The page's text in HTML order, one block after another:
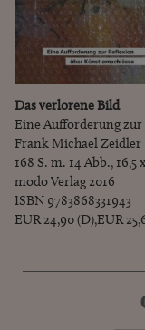
Das verlorene Bild
Eine Aufforderung
Frank Michael Zeidler
168 S. m. 14 Abb., 16,5
modo Verlag 2016
ISBN 9783868331943
EUR 24,90 (D),EUR